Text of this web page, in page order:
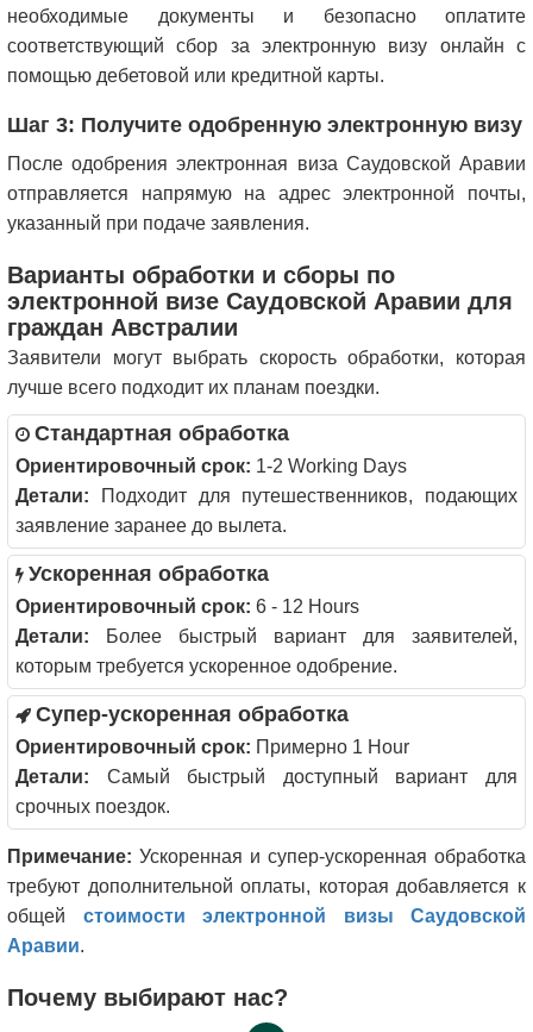
необходимые документы и безопасно оплатите
соответствующий сбор за электронную визу онлайн с
помощью дебетовой или кредитной карты.
Шаг 3: Получите одобренную электронную визу
После одобрения электронная виза Саудовской Аравии
отправляется напрямую на адрес электронной почты,
указанный при подаче заявления.
Варианты обработки и сборы по
электронной визе Саудовской Аравии для
граждан Австралии
Заявители могут выбрать скорость обработки, которая
лучше всего подходит их планам поездки.
Стандартная обработка
Ориентировочный срок: 1-2 Working Days
Детали: Подходит для путешественников, подающих
заявление заранее до вылета.
Ускоренная обработка
Ориентировочный срок: 6 - 12 Hours
Детали: Более быстрый вариант для заявителей,
которым требуется ускоренное одобрение.
Супер-ускоренная обработка
Ориентировочный срок: Примерно 1 Hour
Детали: Самый быстрый доступный вариант для
срочных поездок.
Примечание: Ускоренная и супер-ускоренная обработка
требуют дополнительной оплаты, которая добавляется к
общей стоимости электронной визы Саудовской
Аравии.
Почему выбирают нас?